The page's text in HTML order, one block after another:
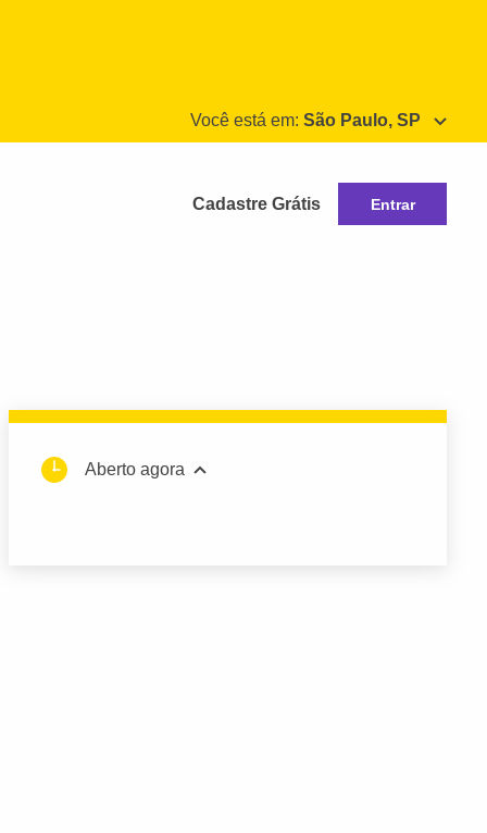
Você está em: São Paulo, SP
Cadastre Grátis Entrar
Aberto agora